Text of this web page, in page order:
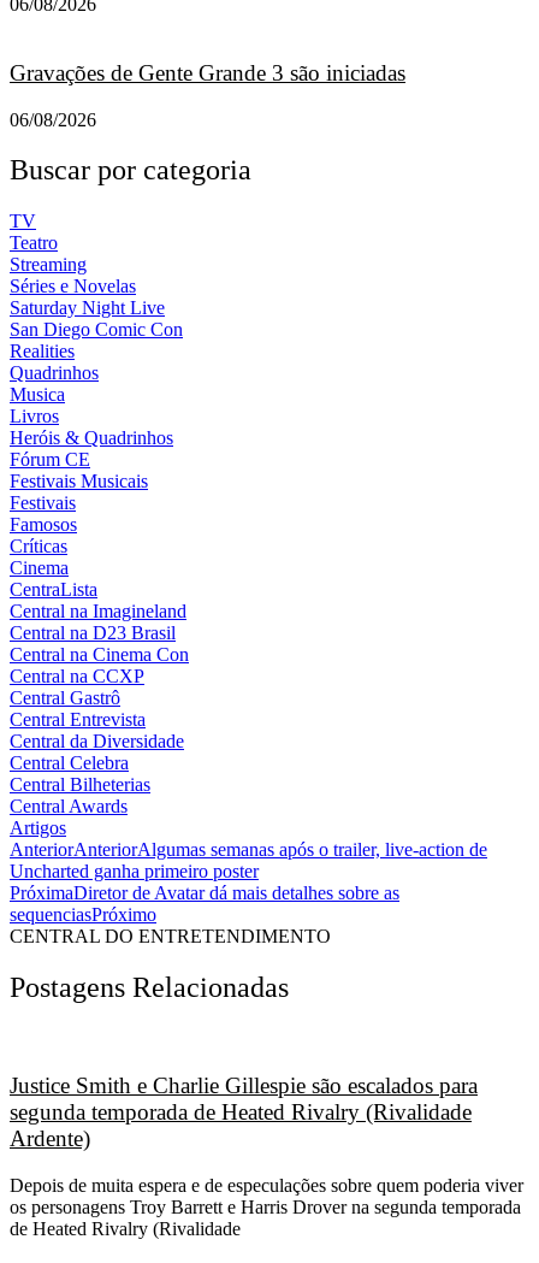
06/08/2026
Gravações de Gente Grande 3 são iniciadas
06/08/2026
Buscar por categoria
TV
Teatro
Streaming
Séries e Novelas
Saturday Night Live
San Diego Comic Con
Realities
Quadrinhos
Musica
Livros
Heróis & Quadrinhos
Fórum CE
Festivais Musicais
Festivais
Famosos
Críticas
Cinema
CentraLista
Central na Imagineland
Central na D23 Brasil
Central na Cinema Con
Central na CCXP
Central Gastrô
Central Entrevista
Central da Diversidade
Central Celebra
Central Bilheterias
Central Awards
Artigos
AnteriorAnteriorAlgumas semanas após o trailer, live-action de
Uncharted ganha primeiro poster
PróximaDiretor de Avatar dá mais detalhes sobre as
sequenciasPróximo
CENTRAL DO ENTRETENDIMENTO
Postagens Relacionadas
Justice Smith e Charlie Gillespie são escalados para
segunda temporada de Heated Rivalry (Rivalidade
Ardente)
Depois de muita espera e de especulações sobre quem poderia viver
os personagens Troy Barrett e Harris Drover na segunda temporada
de Heated Rivalry (Rivalidade